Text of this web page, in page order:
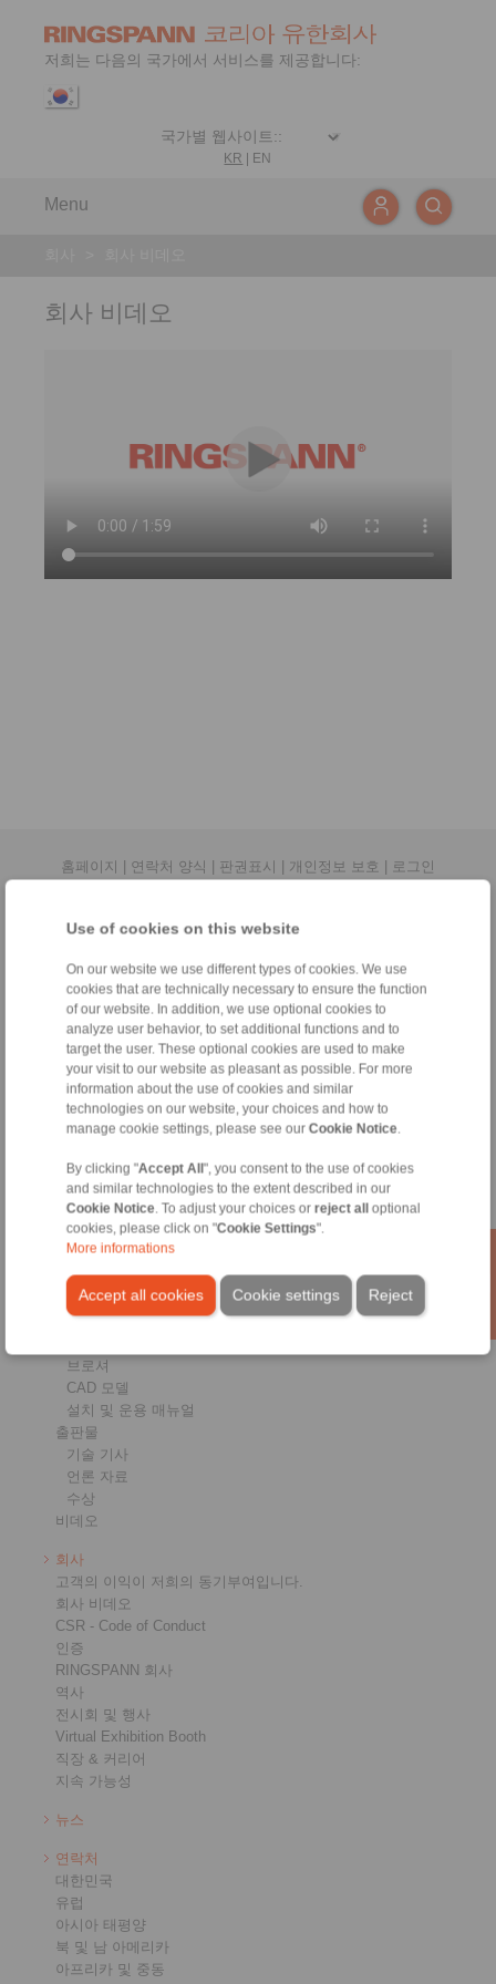
Use of cookies on this website
On our website we use different types of cookies. We use
cookies that are technically necessary to ensure the function
of our website. In addition, we use optional cookies to
analyze user behavior, to set additional functions and to
target the user. These optional cookies are used to make
your visit to our website as pleasant as possible. For more
information about the use of cookies and similar
technologies on our website, your choices and how to
manage cookie settings, please see our Cookie Notice.
By clicking "Accept All ", you consent to the use of cookies
and similar technologies to the extent described in our
Cookie Notice. To adjust your choices or reject all
optional
cookies, please click on "Cookie Settings".
More informations
Accept all cookies Reject
Cookie settings
저희는 다음의 국가에서 서비스를 제공합니다:
KR EN
Menu
회사 비데오
홈페이지 연락처 양식 판권표시 개인정보 보호 로그인
제품
개관
일방향클러치
브레이크
샤프트-허브 연결
중하중 커플링
고정밀 카플링
정밀 클램핑 지그
RCS원격 제어 시스템
산업분야
서비스
다운로드
브로셔
CAD 모델
설치 및 운용 매뉴얼
출판물
기술 기사
언론 자료
수상
비데오
회사
고객의 이익이 저희의 동기부여입니다.
회사 비데오
CSR - Code of Conduct
인증
RINGSPANN 회사
역사
전시회 및 행사
Virtual Exhibition Booth
직장 & 커리어
지속 가능성
뉴스
연락처
대한민국
유럽
아시아 태평양
북 및 남 아메리카
아프리카 및 중동